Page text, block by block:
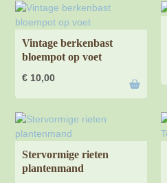
Vintage berkenbast
bloempot op voet
€ 10,00
Stervormige rieten
plantenmand